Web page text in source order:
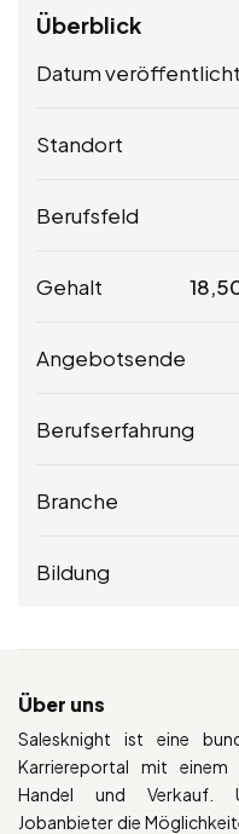
Überblick
Datum veröffentlicht
Standort
Berufsfeld
Gehalt
Angebotsende
Berufserfahrung
Branche
Bildung
Über uns
Salesknight ist eine
Karriereportal mit
Handel und Verkauf.
Jobanbieter die